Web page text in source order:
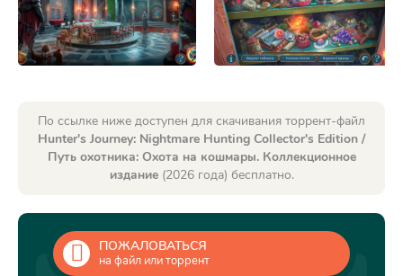
По ссылке ниже доступен для скачивания торрент-файл
Hunter's Journey: Nightmare Hunting Collector's Edition /
Путь охотника: Охота на кошмары. Коллекционное
издание(2026 года) бесплатно.
ПОЖАЛОВАТЬСЯ
на файл или торрент